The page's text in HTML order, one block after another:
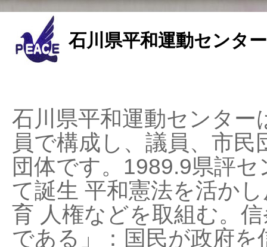
石川県平和運動センタ
石川県平和運動センタ
員で構成し、議員、市
団体です。1989.9県評
て誕生 平和憲法を活か
育 人権などを取組む。
である」：国民が政府